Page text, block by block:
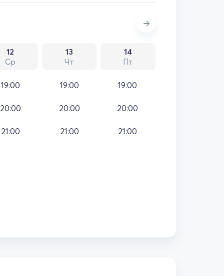
12
Ср
13
Чт
14
Пт
19:00
20:00
21:00
19:00
20:00
21:00
19:00
20:00
21:00